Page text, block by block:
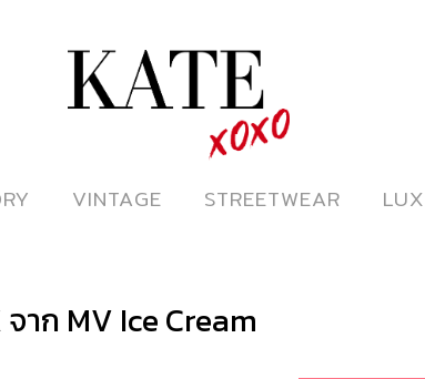
ดูหนังออนไลน์
VINTAGE
VINTAGE STREETWEAR
STREETWEAR
าก MV Ice Cream